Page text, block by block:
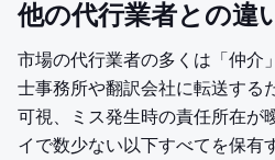
他の代行業者との違
市場の代行業者の多くは「仲
士事務所や翻訳会社に転送する
可視、ミス発生時の責任所在が
イで数少ない以下すべてを保